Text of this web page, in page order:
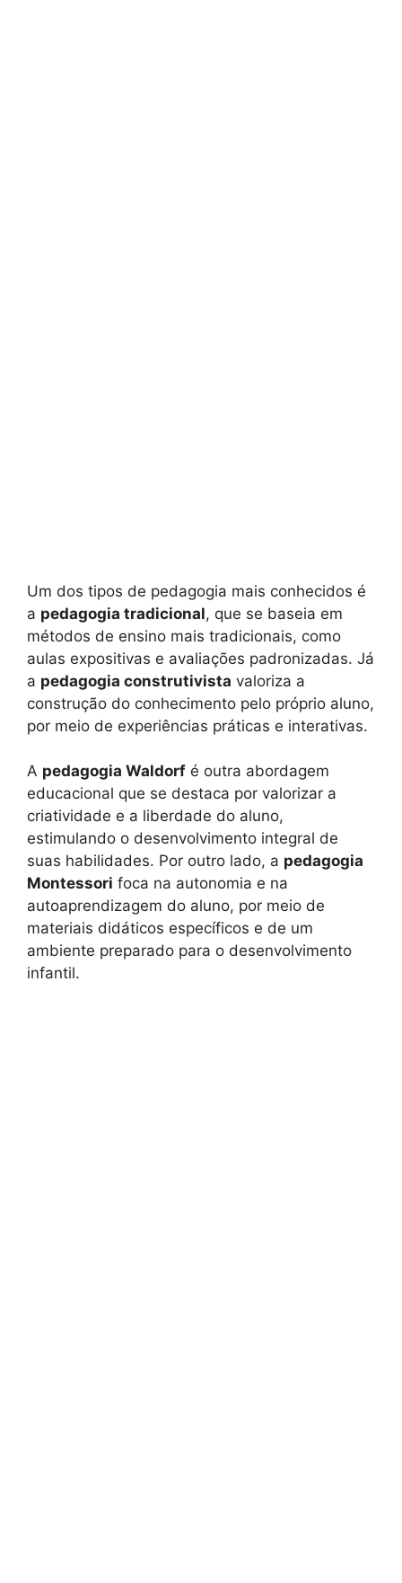
Um dos tipos de pedagogia mais conhecidos é
a pedagogia tradicional, que se baseia em
métodos de ensino mais tradicionais, como
aulas expositivas e avaliações padronizadas. Já
a pedagogia construtivista valoriza a
construção do conhecimento pelo próprio aluno,
por meio de experiências práticas e interativas.
A pedagogia Waldorf é outra abordagem
educacional que se destaca por valorizar a
criatividade e a liberdade do aluno,
estimulando o desenvolvimento integral de
suas habilidades. Por outro lado, a pedagogia
Montessori foca na autonomia e na
autoaprendizagem do aluno, por meio de
materiais didáticos específicos e de um
ambiente preparado para o desenvolvimento
infantil.